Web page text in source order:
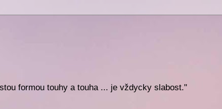
formou touhy a touha ... je vždycky slabost."